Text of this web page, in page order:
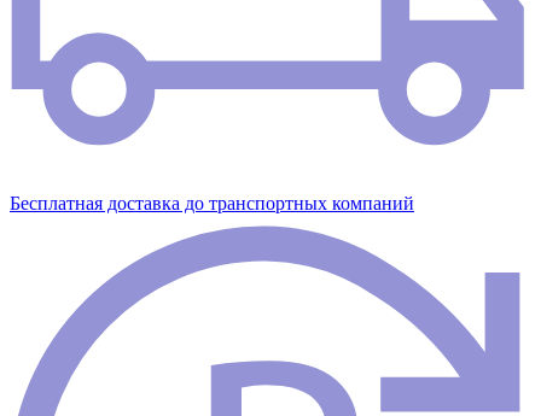
Бесплатная доставка до транспортных компаний